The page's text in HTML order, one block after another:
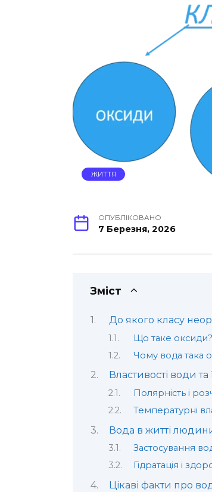
ЖИТТЯ
ОПУБЛІКОВАНО
7 Березня, 2026
Зміст
До якого класу
Що таке оксиди?
Чому вода така
Властивості води та
Полярність і
Температурні
Вода в житті
Застосування
Гідратація і
Цікаві факти про